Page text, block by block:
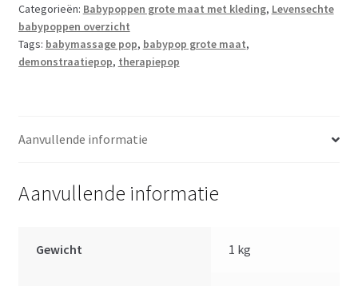
–
therapie
–
babymassage
3300
blauw
Categorieën: Babypoppen grote maat met kleding, Levensechte
babypoppen overzicht
Tags: babymassage pop, babypop grote maat,
demonstraatiepop, therapiepop
Aanvullende informatie
Aanvullende informatie
Gewicht 1 kg